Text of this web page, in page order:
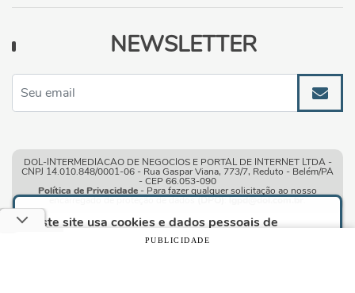
Este site usa cookies e dados pessoais de
acordo com os nossosTermos de Uso e Política
e, ao continuar navegando neste
NEWSLETTER
DOL-INTERMEDIACAO DE NEGOCIOS E PORTAL DE INTERNET LTDA -
CNPJ 14.010.848/0001-06 - Rua Gaspar Viana, 773/7, Reduto - Belém/PA
- CEP 66.053-090
Política de Privacidade - Para fazer qualquer solicitação ao nosso
encarregado de proteção de dados(DPO):lgpd@dol.com.br.
PUBLICIDADE